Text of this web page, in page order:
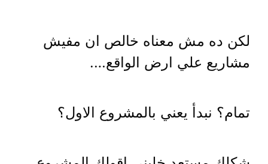
لكن ده مش معناه خالص ان مفيش
مشاريع علي ارض الواقع….
تمام؟ نبدأ يعني بالمشروع الاول؟